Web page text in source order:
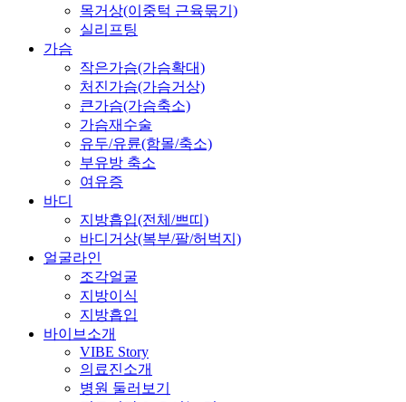
목거상(이중턱 근육묶기)
실리프팅
가슴
작은가슴(가슴확대)
처진가슴(가슴거상)
큰가슴(가슴축소)
가슴재수술
유두/유륜(함몰/축소)
부유방 축소
여유증
바디
지방흡입(전체/쁘띠)
바디거상(복부/팔/허벅지)
얼굴라인
조각얼굴
지방이식
지방흡입
바이브소개
VIBE Story
의료진소개
병원 둘러보기